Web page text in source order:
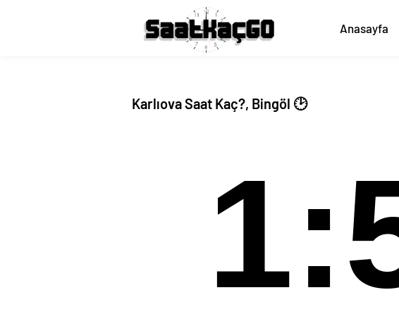
Anasayfa
Karlıova Saat Kaç?, Bingöl 🕑